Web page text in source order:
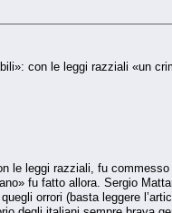
con le leggi razziali «un
le leggi razziali, fu
fu fatto allora. Sergio
orrori (basta leggere